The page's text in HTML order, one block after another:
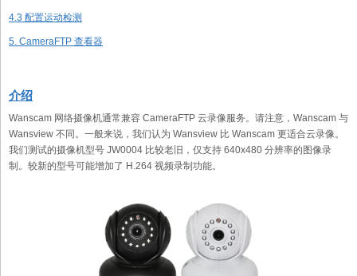
4.3 配置运动检测
5. CameraFTP 查看器
介绍
Wanscam 网络摄像机通常兼容 CameraFTP 云录像服务。请注意，Wanscam 与
Wansview 不同。一般来说，我们认为 Wansview 比 Wanscam 更适合云录像。
我们测试的摄像机型号 JW0004 比较老旧，仅支持 640x480 分辨率的图像录
制。较新的型号可能增加了 H.264 视频录制功能。